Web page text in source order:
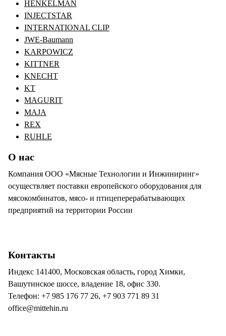
HENKELMAN
INJECTSTAR
INTERNATIONAL CLIP
JWE-Baumann
KARPOWICZ
KITTNER
KNECHT
KT
MAGURIT
MAJA
REX
RUHLE
О нас
Компания ООО «Мясные Технологии и Инжиниринг»
осуществляет поставки европейского оборудования для
мясокомбинатов, мясо- и птицеперерабатывающих
предприятий на территории России
Контакты
Индекс 141400, Московская область, город Химки,
Вашутинское шоссе, владение 18, офис 330.
Телефон: +7 985 176 77 26, +7 903 771 89 31
office@mittehin.ru